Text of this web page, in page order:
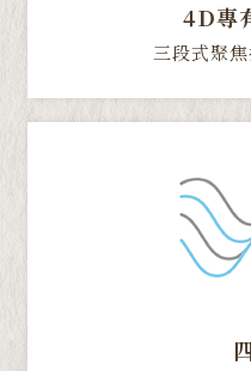
4D專
三段式聚